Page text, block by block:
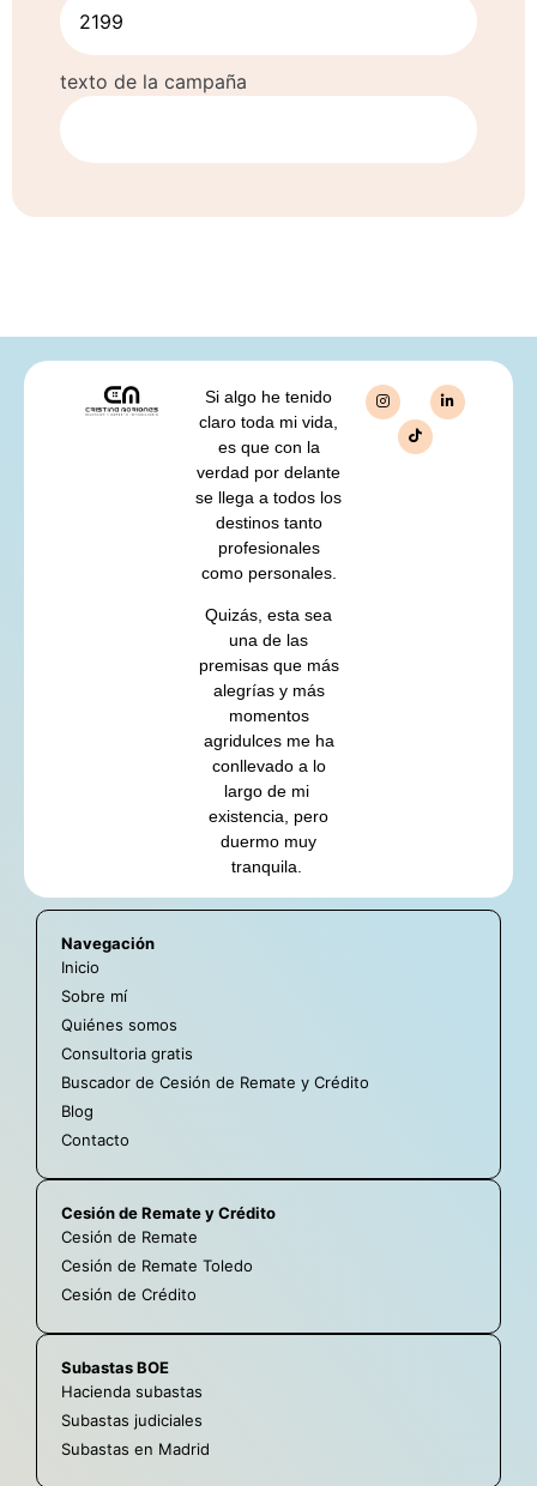
texto de la campaña
Si algo he tenido
claro toda mi vida,
es que con la
verdad por delante
se llega a todos los
destinos tanto
profesionales
como personales.
Quizás, esta sea
una de las
premisas que más
alegrías y más
momentos
agridulces me ha
conllevado a lo
largo de mi
existencia, pero
duermo muy
tranquila.
Navegación
Inicio
Sobre mí
Quiénes somos
Consultoria gratis
Buscador de Cesión de Remate y Crédito
Blog
Contacto
Cesión de Remate y Crédito
Cesión de Remate
Cesión de Remate Toledo
Cesión de Crédito
Subastas BOE
Hacienda subastas
Subastas judiciales
Subastas en Madrid